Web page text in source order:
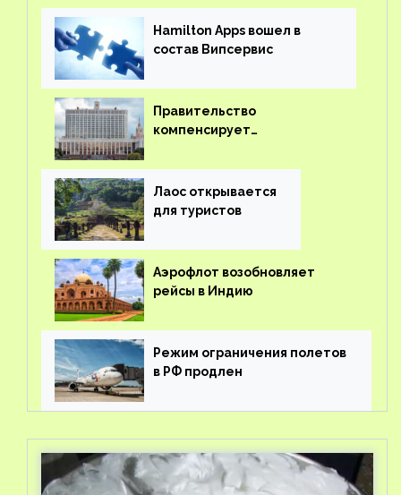
Hamilton Apps вошел в
состав Випсервис
Правительство
компенсирует
вывоз россиян из-за рубежа
Лаос открывается
для туристов
Аэрофлот возобновляет
рейсы в Индию
Режим ограничения полетов
в РФ продлен